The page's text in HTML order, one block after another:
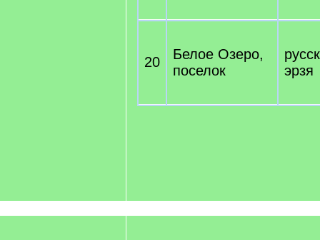
20
Белое Озеро,
поселок
эрзя